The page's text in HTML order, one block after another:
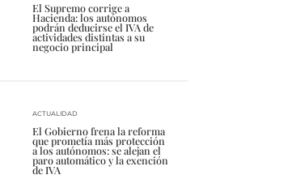
El Supremo corrige a
Hacienda: los autónomos
podrán deducirse el IVA de
actividades distintas a su
negocio principal
El Gobierno frena la reforma
que prometía más protección
a los autónomos: se alejan el
paro automático y la exención
de IVA
ACTUALIDAD